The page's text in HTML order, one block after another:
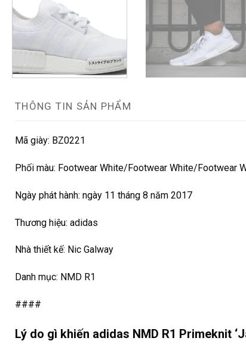
THÔNG TIN SẢN PHẨM
Mã giày: BZ0221
Phối màu: Footwear White/Footwear White/Footwear
Ngày phát hành: ngày 11 tháng 8 năm 2017
Thương hiệu: adidas
Nhà thiết kế: Nic Galway
Danh mục: NMD R1
####
Lý do gì khiến adidas NMD R1 Primeknit